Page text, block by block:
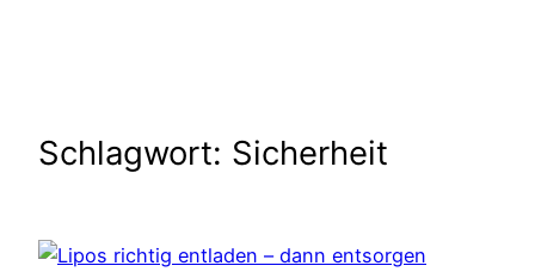
Schlagwort: Sicherheit